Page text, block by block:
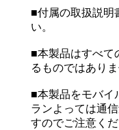
■付属の取扱説明
い。
■本製品はすべて
るものではありま
■本製品をモバイ
ランよっては通
すのでご注意くだ